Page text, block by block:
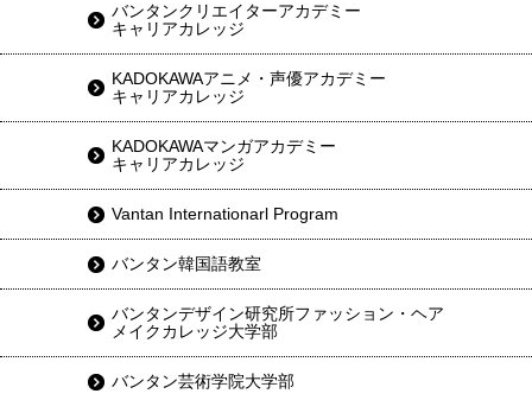
バンタンクリエイターアカデミー
キャリアカレッジ
KADOKAWAアニメ・声優アカデミー
キャリアカレッジ
KADOKAWAマンガアカデミー
キャリアカレッジ
Vantan Internationarl Program
バンタン韓国語教室
バンタンデザイン研究所ファッション・ヘア
メイクカレッジ大学部
バンタン芸術学院大学部